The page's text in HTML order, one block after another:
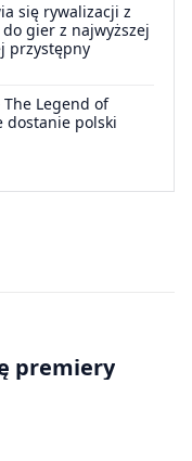
się rywalizacji z
gier z najwyższej
przystępny
Legend of
dostanie polski
premiery